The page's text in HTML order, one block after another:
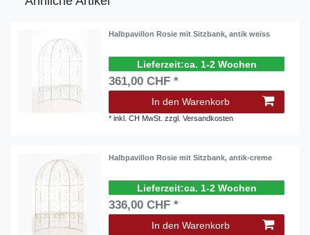
Halbpavillon Rosie mit Sitzbank, antik weiss
ca. 1-2 Wochen
361,00 CHF *
In den Warenkorb
*inkl. CH MwSt. zzgl.Versandkosten
Halbpavillon Rosie mit Sitzbank, antik-creme
ca. 1-2 Wochen
336,00 CHF *
In den Warenkorb